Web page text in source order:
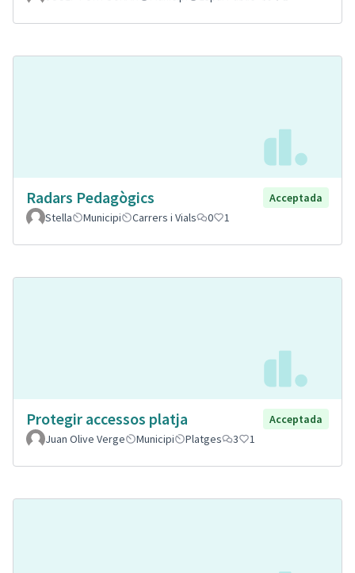
Radars Pedagògics
Acceptada
Stella
Municipi Carrers i Vials 0 1
Protegir accessos platja
Acceptada
Juan Olive Verge
Municipi Platges 3 1